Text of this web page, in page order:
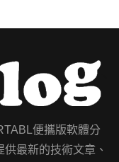
便攜版軟體分
最新的技術文章、